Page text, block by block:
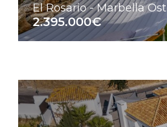
El Rosario - Marbella Ost
2.395.000€